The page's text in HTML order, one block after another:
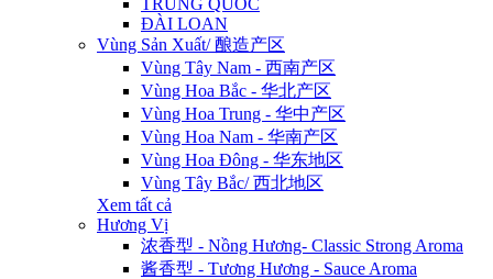
TRUNG QUỐC
ĐÀI LOAN
Vùng Sản Xuất/ 酿造产区
Vùng Tây Nam - 西南产区
Vùng Hoa Bắc - 华北产区
Vùng Hoa Trung - 华中产区
Vùng Hoa Nam - 华南产区
Vùng Hoa Đông - 华东地区
Vùng Tây Bắc/ 西北地区
Xem tất cả
Hương Vị
浓香型 - Nồng Hương- Classic Strong Aroma
酱香型 - Tương Hương - Sauce Aroma